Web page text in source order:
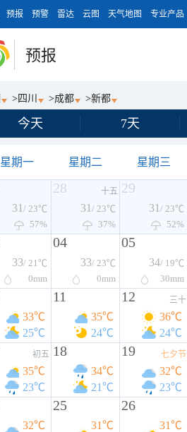
预报 预警 雷达 云图 天气地图 专业产品
预报
> 四川 >成都 >新都
今天 7天
星期一 星期二 星期三
31 / 23℃
57%
28 十五
31 / 23℃
37%
29
31 / 23℃
52%
33/ 21℃
0mm
04
33/ 23℃
0mm
05
34/ 19℃
30mm
33℃
25℃
11
35℃
24℃
12 三十
36℃
24℃
初五
35℃
23℃
18
34℃
21℃
19 七夕节
32℃
23℃
32℃
25
31℃
26
31℃